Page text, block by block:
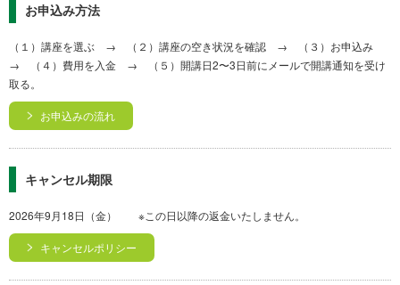
お申込み方法
（１）講座を選ぶ → （２）講座の空き状況を確認 → （３）お申込み
→ （４）費用を入金 → （５）開講日2〜3日前にメールで開講通知を受け
取る。
お申込みの流れ
キャンセル期限
2026年9月18日（金） ※この日以降の返金いたしません。
キャンセルポリシー